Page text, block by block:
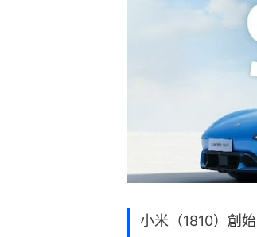
小米（1810）創